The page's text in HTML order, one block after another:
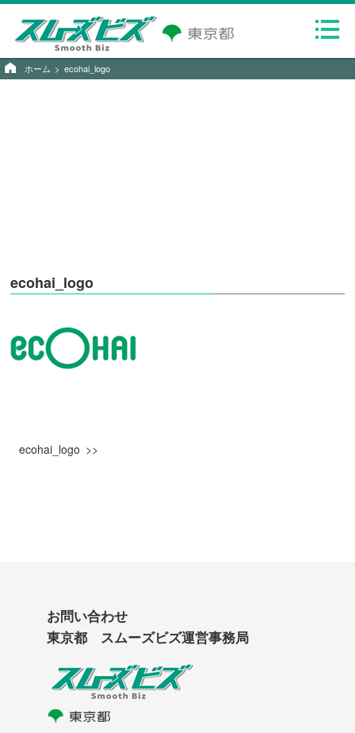
ホーム ecohai_logo
ecohai_logo
ecohai_logo
お問い合わせ
東京都 スムーズビズ運営事務局